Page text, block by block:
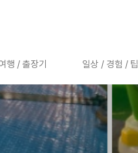
행 / 출장기 일상 / 경험 / 팁